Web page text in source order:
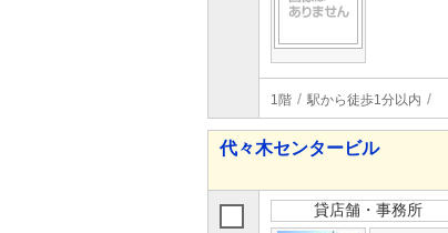
1階 駅から徒歩1分以内
代々木センタービル
貸店舗・事務所